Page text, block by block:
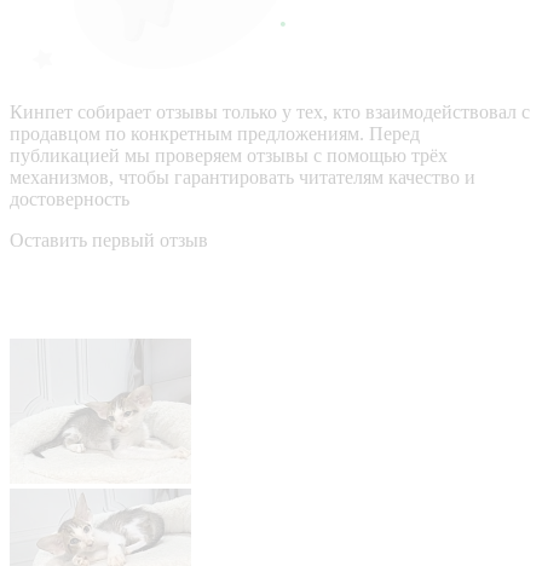
Кинпет собирает отзывы только у тех, кто взаимодействовал с
продавцом по конкретным предложениям. Перед
публикацией мы проверяем отзывы с помощью трёх
механизмов, чтобы гарантировать читателям качество и
достоверность
Оставить первый отзыв